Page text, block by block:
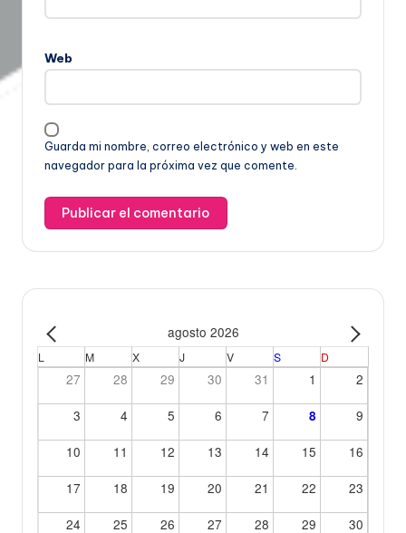
Web
Guarda mi nombre, correo electrónico y web en este
navegador para la próxima vez que comente.
agosto 2026
L M X J V S D
27 28 29 30 31 1
2
3
4 5 6 7 8
9
10
11 12 13 14 15
16
17
18 19 20 21 22
23
24
25 26 27 28 29
30